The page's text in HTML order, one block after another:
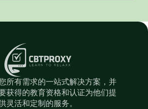
所有需求的一站式解决方案，并
获得的教育资格和认证为他们提
灵活和定制的服务。